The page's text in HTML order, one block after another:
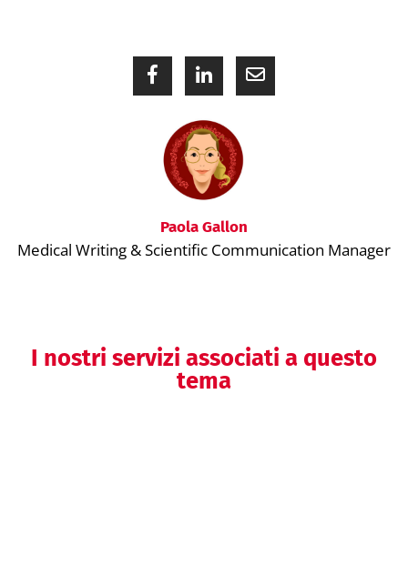
Paola Gallon
Medical Writing & Scientific Communication Manager
I nostri servizi associati a questo
tema